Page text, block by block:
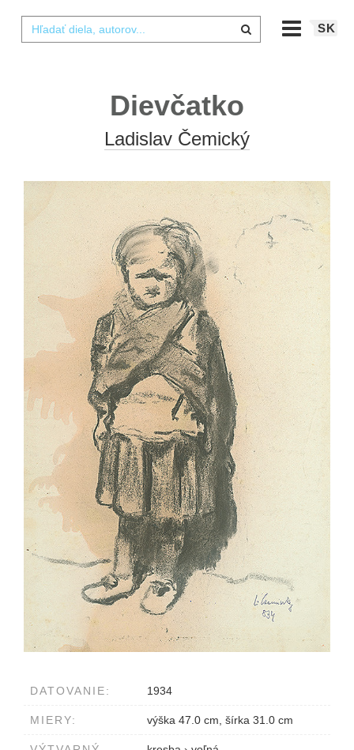
SK
Dievčatko
Ladislav Čemický
DATOVANIE: 1934
MIERY: výška 47.0 cm, šírka 31.0 cm